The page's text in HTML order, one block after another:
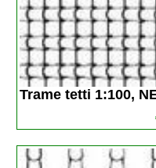
Trame tetti 1:100,